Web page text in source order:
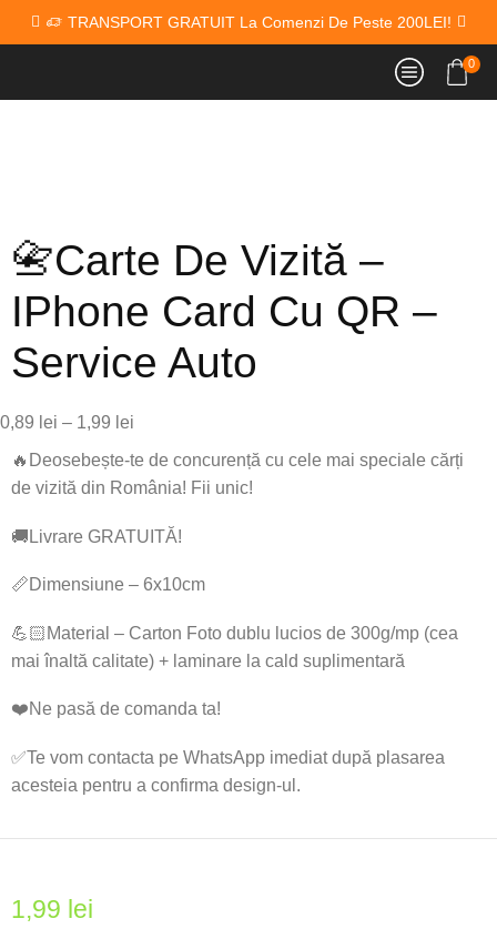
TRANSPORT GRATUIT La Comenzi De Peste 200LEI!
0
📇Carte De Vizită –
IPhone Card Cu QR –
Service Auto
0,89 lei – 1,99 lei
🔥Deosebește-te de concurență cu cele mai speciale cărți
de vizită din România! Fii unic!
🚚Livrare GRATUITĂ!
📏Dimensiune – 6x10cm
💪🏻Material – Carton Foto dublu lucios de 300g/mp (cea
mai înaltă calitate) + laminare la cald suplimentară
❤️Ne pasă de comanda ta!
✅Te vom contacta pe WhatsApp imediat după plasarea
acesteia pentru a confirma design-ul.
1,99 lei